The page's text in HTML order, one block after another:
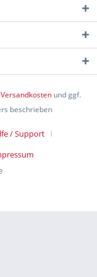
Versandkosten und ggf.
beschrieben
/ Support